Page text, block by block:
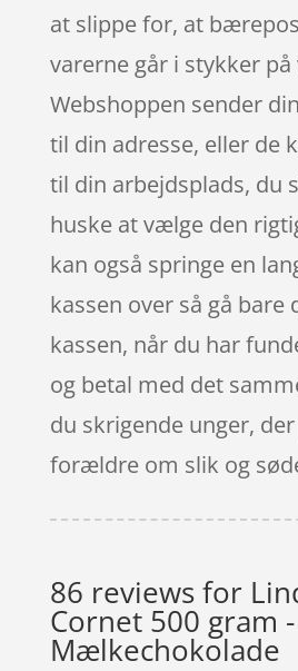
at slippe for, at
varerne går i stykker på
Webshoppen sender
til din adresse, eller de
til din arbejdsplads, du
huske at vælge den
kan også springe en
kassen over så gå bare
kassen, når du har
og betal med det
du skrigende unger,
forældre om slik og
86 reviews for
Cornet 500 gram -
Mælkechokolade